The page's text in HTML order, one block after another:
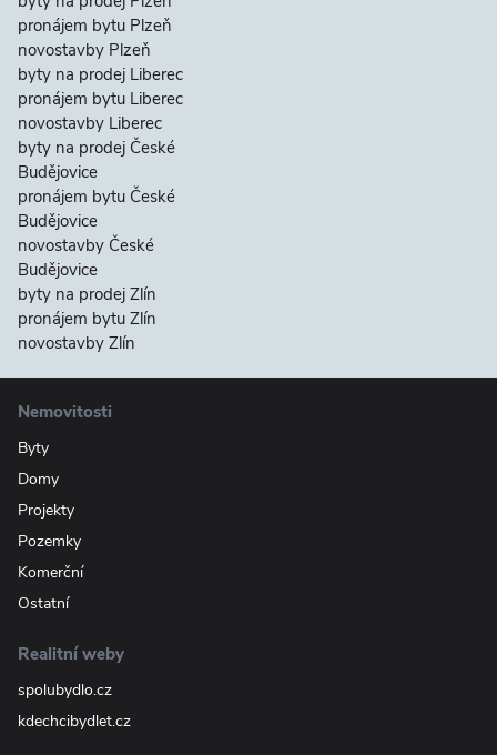
pronájem bytu Plzeň
novostavby Plzeň
byty na prodej Liberec
pronájem bytu Liberec
novostavby Liberec
byty na prodej České
Budějovice
pronájem bytu České
Budějovice
novostavby České
Budějovice
byty na prodej Zlín
pronájem bytu Zlín
novostavby Zlín
Nemovitosti
Byty
Domy
Projekty
Pozemky
Komerční
Ostatní
Realitní weby
spolubydlo.cz
kdechcibydlet.cz